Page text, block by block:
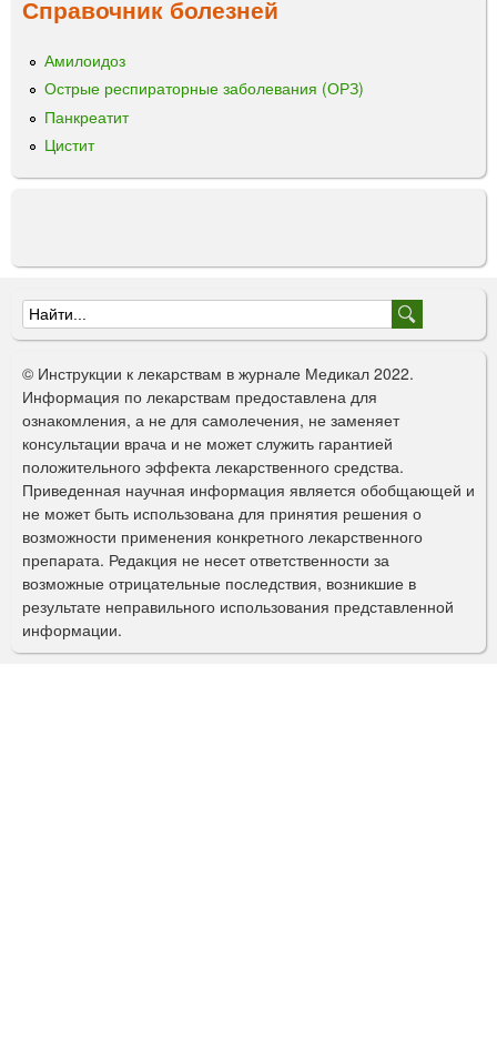
Справочник болезней
Амилоидоз
Острые респираторные заболевания (ОРЗ)
Панкреатит
Цистит
Ф
о
р
м
а
п
о
и
с
к
© Инструкции к лекарствам в журнале Медикал 2022.
Информация по лекарствам предоставлена для
ознакомления, а не для самолечения, не заменяет
консультации врача и не может служить гарантией
положительного эффекта лекарственного средства.
Приведенная научная информация является обобщающей и
не может быть использована для принятия решения о
возможности применения конкретного лекарственного
препарата. Редакция не несет ответственности за
возможные отрицательные последствия, возникшие в
результате неправильного использования представленной
информации.